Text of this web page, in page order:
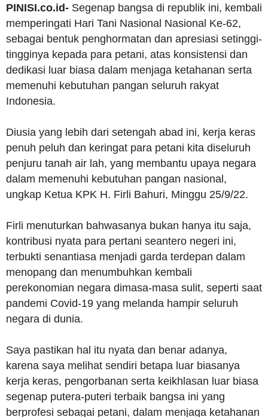
PINISI.co.id- Segenap bangsa di republik ini, kembali
memperingati Hari Tani Nasional Nasional Ke-62,
sebagai bentuk penghormatan dan apresiasi setinggi-
tingginya kepada para petani, atas konsistensi dan
dedikasi luar biasa dalam menjaga ketahanan serta
memenuhi kebutuhan pangan seluruh rakyat
Indonesia.
Diusia yang lebih dari setengah abad ini, kerja keras
penuh peluh dan keringat para petani kita diseluruh
penjuru tanah air lah, yang membantu upaya negara
dalam memenuhi kebutuhan pangan nasional,
ungkap Ketua KPK H. Firli Bahuri, Minggu 25/9/22.
Firli menuturkan bahwasanya bukan hanya itu saja,
kontribusi nyata para pertani seantero negeri ini,
terbukti senantiasa menjadi garda terdepan dalam
menopang dan menumbuhkan kembali
perekonomian negara dimasa-masa sulit, seperti saat
pandemi Covid-19 yang melanda hampir seluruh
negara di dunia.
Saya pastikan hal itu nyata dan benar adanya,
karena saya melihat sendiri betapa luar biasanya
kerja keras, pengorbanan serta keikhlasan luar biasa
segenap putera-puteri terbaik bangsa ini yang
berprofesi sebagai petani, dalam menjaga ketahanan